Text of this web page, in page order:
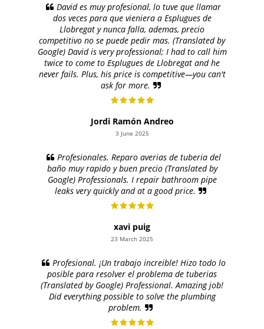
David es muy profesional, lo tuve que llamar
dos veces para que vieniera a Esplugues de
Llobregat y nunca falla, ademas, precio
competitivo no se puede pedir mas. (Translated by
Google) David is very professional; I had to call him
twice to come to Esplugues de Llobregat and he
never fails. Plus, his price is competitive—you can't
ask for more.
Jordi Ramón Andreo
3 June 2025
Profesionales. Reparo averias de tuberia del
baño muy rapido y buen precio (Translated by
Google) Professionals. I repair bathroom pipe
leaks very quickly and at a good price.
xavi puig
23 March 2025
Profesional. ¡Un trabajo increible! Hizo todo lo
posible para resolver el problema de tuberias
(Translated by Google) Professional. Amazing job!
Did everything possible to solve the plumbing
problem.